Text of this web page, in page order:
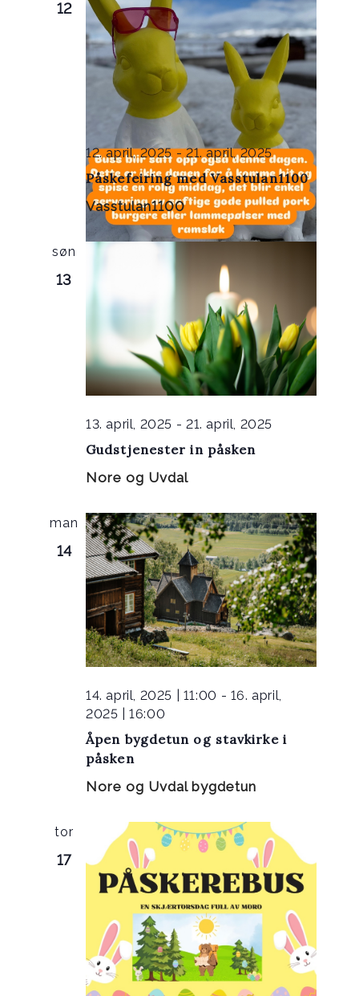
12
Påskefeiring med Vasstulan1100
12. april, 2025-21. april, 2025
Vasstulan1100
søn
13
Gudstjenester in påsken
13. april, 2025 - 21. april, 2025
Nore og Uvdal
man
14
Åpen bygdetun og stavkirke i
påsken
14. april, 2025 | 11:00 - 16. april,
2025 | 16:00
Nore og Uvdal bygdetun
tor
17